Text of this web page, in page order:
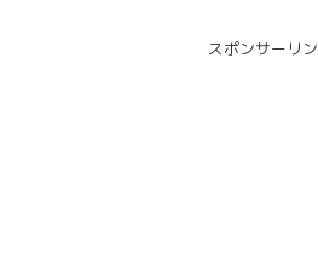
スポンサーリ